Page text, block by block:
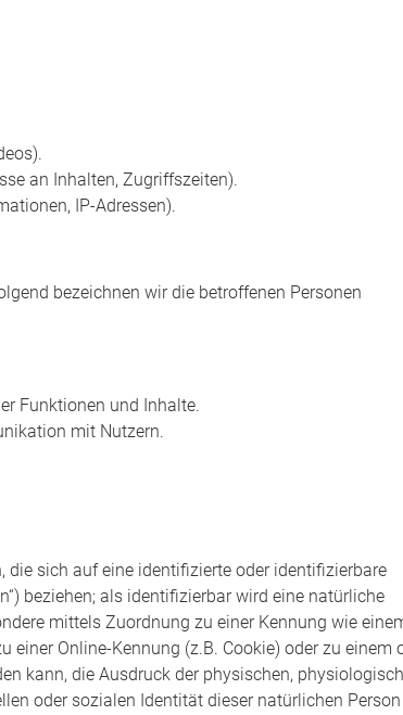
an Inhalten, Zugriffszeiten).
IP-Adressen).
bezeichnen wir die betroffenen Personen
Funktionen und Inhalte.
mit Nutzern.
die sich auf eine identifizierte oder identifizierbare
beziehen; als identifizierbar wird eine natürliche
mittels Zuordnung zu einer Kennung wie
einer Online-Kennung (z.B. Cookie) oder zu einem
kann, die Ausdruck der physischen,
oder sozialen Identität dieser natürlichen Person